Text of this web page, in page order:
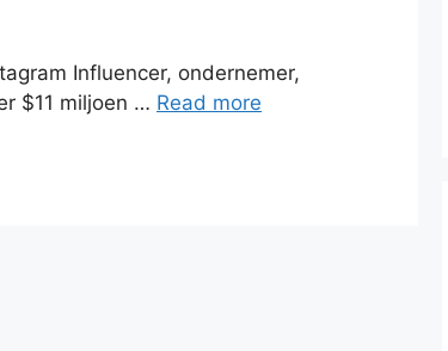
Influencer, ondernemer,
$11 miljoen … Read more